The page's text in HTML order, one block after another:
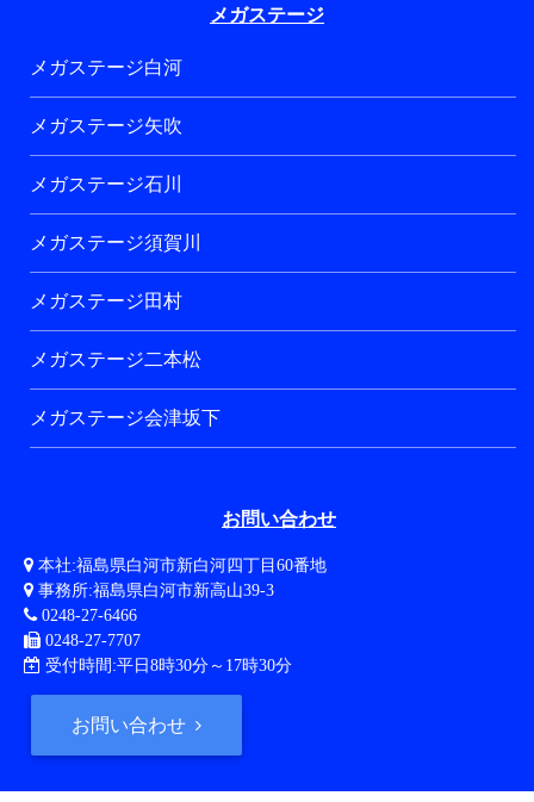
メガステージ
メガステージ白河
メガステージ矢吹
メガステージ石川
メガステージ須賀川
メガステージ田村
メガステージ二本松
メガステージ会津坂下
お問い合わせ
本社:福島県白河市新白河四丁目60番地
事務所:福島県白河市新高山39-3
0248-27-6466
0248-27-7707
受付時間:平日8時30分～17時30分
お問い合わせ